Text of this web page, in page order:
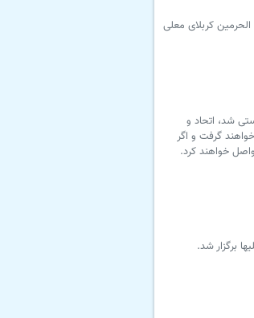
علیه‌السلام، سفره حضرت رقیه سلام‌الله علیها، شامگاه دوشنبه ۲۹ تیر ۱۴۰۵ دربین الحرمین کربلای معلی
شد، اتحاد و
گرفت و اگر
خواهند کرد.
برگزار شد.